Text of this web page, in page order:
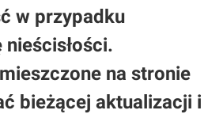
w przypadku
na stronie
bieżącej aktualizacji i